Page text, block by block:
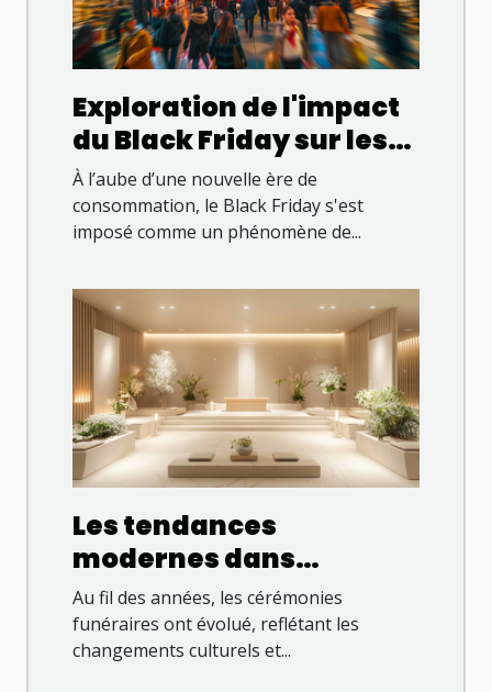
Exploration de l'impact
du Black Friday sur les
tendances de
consommation
À l’aube d’une nouvelle ère de
consommation, le Black Friday s'est
imposé comme un phénomène de...
Les tendances
modernes dans
l'organisation des
cérémonies funéraires
Au fil des années, les cérémonies
funéraires ont évolué, reflétant les
changements culturels et...